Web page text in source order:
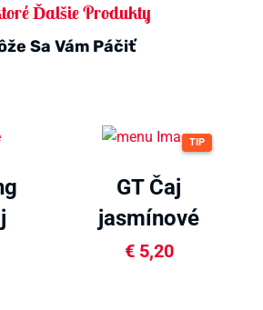
Ďalšie Produkty
Sa Vám Páčiť
TIP
GT Čaj
jasmínové
perly 35g
€5,20